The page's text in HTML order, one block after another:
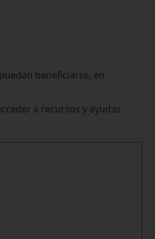
beneficiarse, en
a recursos y ayudas